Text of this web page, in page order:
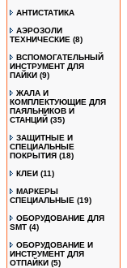
АНТИСТАТИКА
АЭРОЗОЛИ
ТЕХНИЧЕСКИЕ (8)
ВСПОМОГАТЕЛЬНЫЙ
ИНСТРУМЕНТ ДЛЯ
ПАЙКИ (9)
ЖАЛА И
КОМПЛЕКТУЮЩИЕ ДЛЯ
ПАЯЛЬНИКОВ И
СТАНЦИЙ (35)
ЗАЩИТНЫЕ И
СПЕЦИАЛЬНЫЕ
ПОКРЫТИЯ (18)
КЛЕИ (11)
МАРКЕРЫ
СПЕЦИАЛЬНЫЕ (19)
ОБОРУДОВАНИЕ ДЛЯ
SMT (4)
ОБОРУДОВАНИЕ И
ИНСТРУМЕНТ ДЛЯ
ОТПАЙКИ (5)